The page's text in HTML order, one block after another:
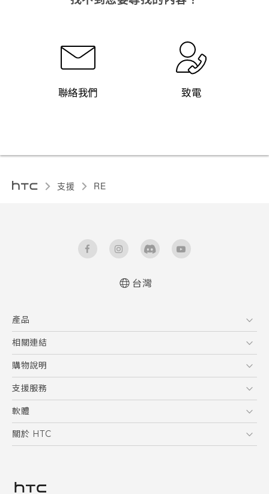
聯絡我們 致電
支援 RE‎
台灣
產品
5G
智慧型手機
配件
相關連結
HTC Research
購物說明
購物須知
訂單管理
付款方式
支援服務
到府收送維修服務
服務中心資訊
客戶服務佈告欄
軟體
應用程式
HTC Sync Manager
關於 HTC